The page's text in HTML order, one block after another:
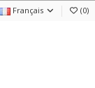
Français (0)